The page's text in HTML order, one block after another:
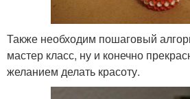
Также необходим пошаговый
мастер класс, ну и конечно
желанием делать красоту.